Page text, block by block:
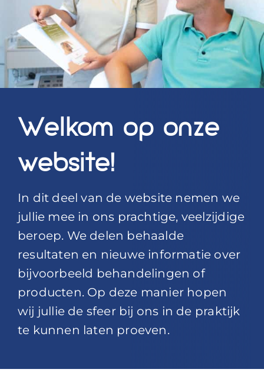
Blog
Over ons
Mijn account
Welkom op onze
website!
In dit deel van de website nemen we
jullie mee in ons prachtige, veelzijdige
beroep. We delen behaalde
resultaten en nieuwe informatie over
bijvoorbeeld behandelingen of
producten. Op deze manier hopen
wij jullie de sfeer bij ons in de praktijk
te kunnen laten proeven.